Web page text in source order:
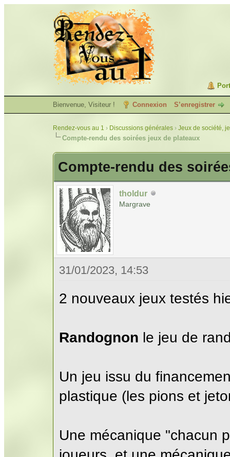
Bienvenue, Visiteur ! Connexion S’enregistrer
Rendez-vous au 1 › Discussions générales › Jeux de société,
Compte-rendu des soirées jeux de plateaux
Compte-rendu des
tholdur
Margrave
31/01/2023, 14:53
2 nouveaux jeux testés
Randognon le jeu de
Un jeu issu du
plastique (les pions et
Une mécanique "chacun